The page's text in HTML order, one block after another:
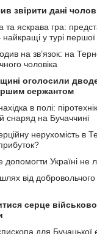
звірити дані
та яскрава гра:
у турі першої
на зв’язок: на
чоловіка
оголосили
сержантом
в полі:
снаряд на Бучаччині
нерухомість в
допомогти Україні не
шлях від
серце
для Бучацької